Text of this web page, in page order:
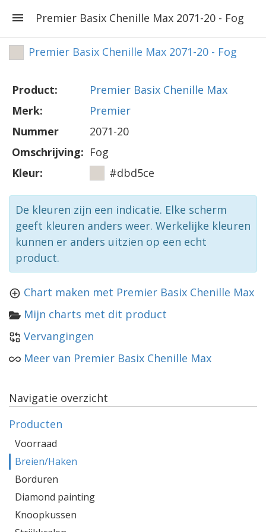
Premier Basix Chenille Max 2071-20 - Fog
Premier Basix Chenille Max 2071-20 - Fog
Product:
Premier Basix Chenille Max
Merk:
Premier
Nummer
2071-20
Omschrijving: Fog
Kleur:
#dbd5ce
De kleuren zijn een indicatie. Elke scherm
geeft kleuren anders weer. Werkelijke kleuren
kunnen er anders uitzien op een echt
product.
Chart maken met Premier Basix Chenille Max
Mijn charts met dit product
Vervangingen
Meer van Premier Basix Chenille Max
Navigatie overzicht
Producten
Voorraad
Breien/Haken
Borduren
Diamond painting
Knoopkussen